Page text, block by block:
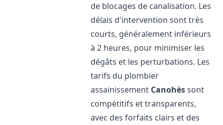
de blocages de canalisation. Les
délais d'intervention sont très
courts, généralement inférieurs
à 2 heures, pour minimiser les
dégâts et les perturbations. Les
tarifs du plombier
assainissement Canohèssont
compétitifs et transparents,
avec des forfaits clairs et des